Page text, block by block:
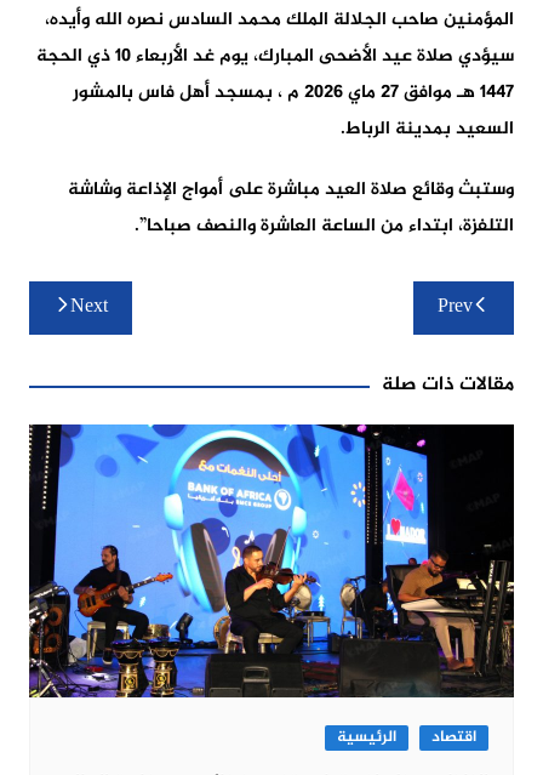
المؤمنين صاحب الجلالة الملك محمد السادس نصره الله وأيده،
سيؤدي صلاة عيد الأضحى المبارك، يوم غد الأربعاء 10 ذي الحجة
1447 هـ موافق 27 ماي 2026 م ، بمسجد أهل فاس بالمشور
السعيد بمدينة الرباط.
وستبث وقائع صلاة العيد مباشرة على أمواج الإذاعة وشاشة
التلفزة، ابتداء من الساعة العاشرة والنصف صباحا”.
تصفّح
المقالات
Prev
Next
مقالات ذات صلة
اقتصاد الرئيسية